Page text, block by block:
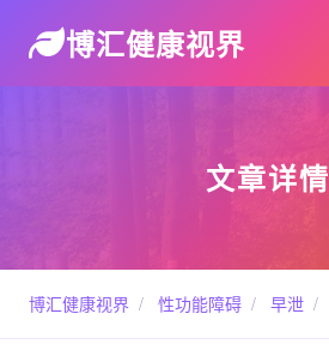
博汇健康视界
文章详情
博汇健康视界 / 性功能障碍 / 早泄 /